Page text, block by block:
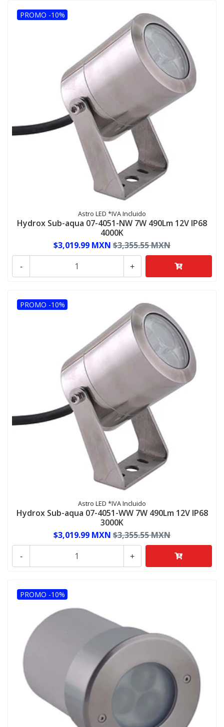
PROMO -10%
Astro LED *IVA Incluido
Hydrox Sub-aqua 07-4051-NW 7W 490Lm 12V IP68
4000K
$3,019.99 MXN $3,355.55 MXN
+
-
PROMO -10%
Astro LED *IVA Incluido
Hydrox Sub-aqua 07-4051-WW 7W 490Lm 12V IP68
3000K
$3,019.99 MXN $3,355.55 MXN
+
-
PROMO -10%